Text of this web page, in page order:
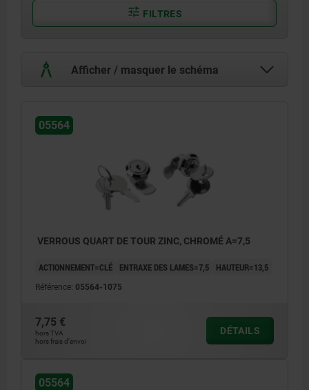
FILTRES
Afficher / masquer le schéma
05564
VERROUS QUART DE TOUR ZINC, CHROMÉ A=7,5
ACTIONNEMENT=CLÉ ENTRAXE DES LAMES=7,5 HAUTEUR=13,5
Référence: 05564-1075
7,75 €
hors TVA
hors frais d’envoi
DÉTAILS
05564